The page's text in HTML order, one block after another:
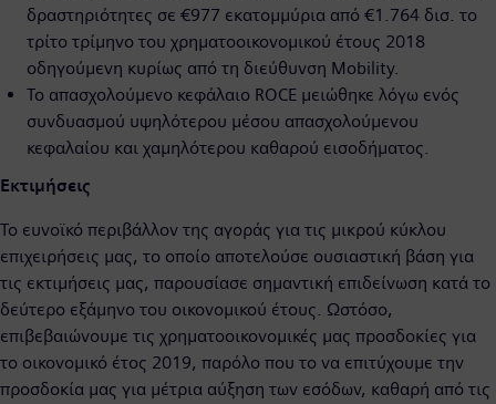
δραστηριότητες σε €977 εκατομμύρια από €1.764 δισ. το
τρίτο τρίμηνο του χρηματοοικονομικού έτους 2018
οδηγούμενη κυρίως από τη διεύθυνση Mobility.
Το απασχολούμενο κεφάλαιο ROCE μειώθηκε λόγω ενός
συνδυασμού υψηλότερου μέσου απασχολούμενου
κεφαλαίου και χαμηλότερου καθαρού εισοδήματος.
Εκτιμήσεις
Το ευνοϊκό περιβάλλον της αγοράς για τις μικρού κύκλου
επιχειρήσεις μας, το οποίο αποτελούσε ουσιαστική βάση για
τις εκτιμήσεις μας, παρουσίασε σημαντική επιδείνωση κατά το
δεύτερο εξάμηνο του οικονομικού έτους. Ωστόσο,
επιβεβαιώνουμε τις χρηματοοικονομικές μας προσδοκίες για
το οικονομικό έτος 2019, παρόλο που το να επιτύχουμε την
προσδοκία μας για μέτρια αύξηση των εσόδων, καθαρή από τις